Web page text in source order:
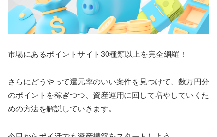
市場にあるポイントサイト30種類以上を完全網羅！
さらにどうやって還元率のいい案件を見つけて、数万円分
のポイントを稼ぎつつ、資産運用に回して増やしていくた
めの方法を解説していきます。